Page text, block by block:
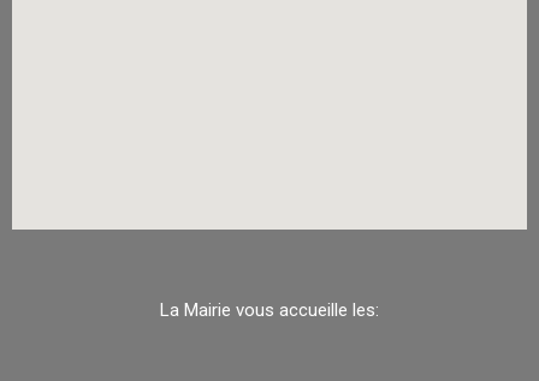
La Mairie vous accueille les: